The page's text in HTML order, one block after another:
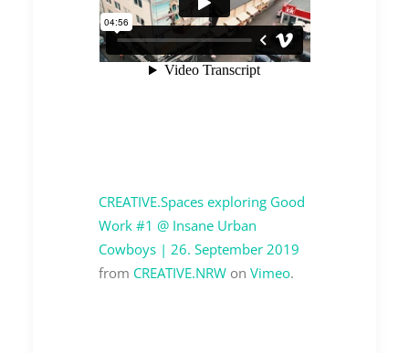
CREATIVE.Spaces exploring Good
Work #1 @ Insane Urban
Cowboys | 26. September 2019
from CREATIVE.NRW on Vimeo.